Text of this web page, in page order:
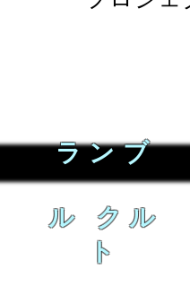
ランブ
ル クル
ト